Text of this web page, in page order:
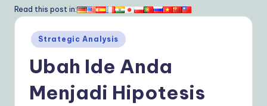
o
Read this post in:
Posted
in
Strategic Analysis
Ubah Ide Anda
Menjadi Hipotesis